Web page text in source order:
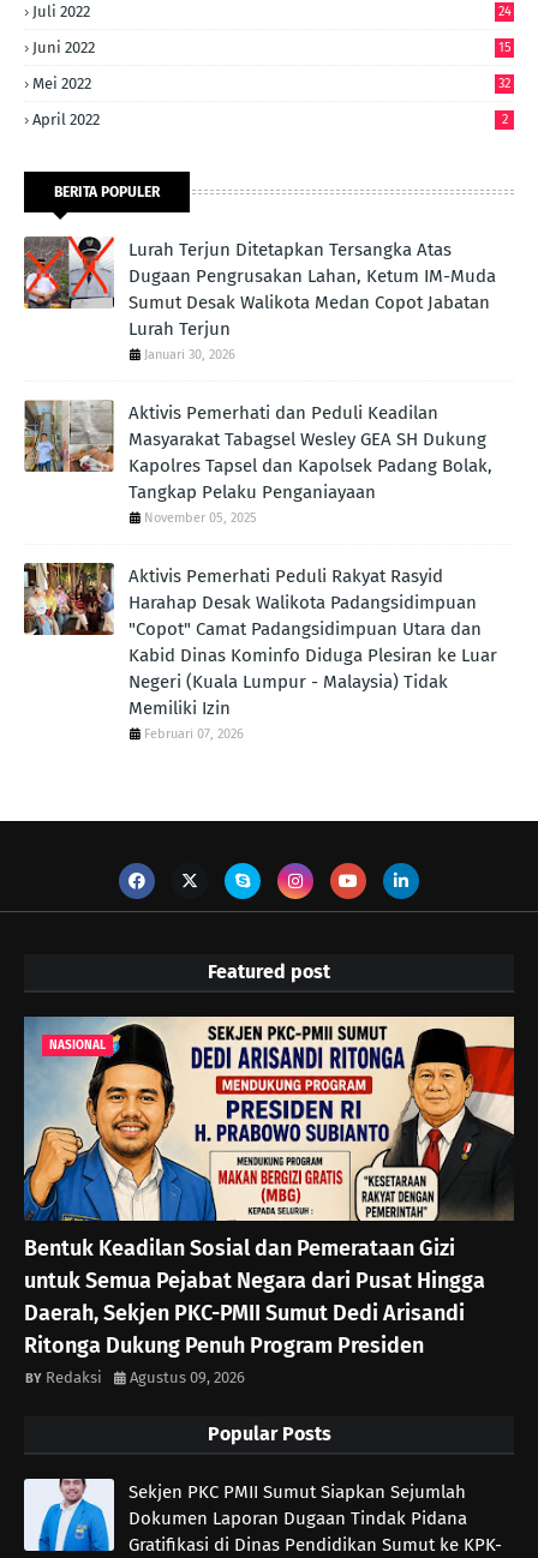
Juli 2022 24
Juni 2022 15
Mei 2022 32
April 2022 2
BERITA POPULER
Lurah Terjun Ditetapkan Tersangka Atas
Dugaan Pengrusakan Lahan, Ketum IM-Muda
Sumut Desak Walikota Medan Copot Jabatan
Lurah Terjun
Januari 30, 2026
Aktivis Pemerhati dan Peduli Keadilan
Masyarakat Tabagsel Wesley GEA SH Dukung
Kapolres Tapsel dan Kapolsek Padang Bolak,
Tangkap Pelaku Penganiayaan
November 05, 2025
Aktivis Pemerhati Peduli Rakyat Rasyid
Harahap Desak Walikota Padangsidimpuan
"Copot" Camat Padangsidimpuan Utara dan
Kabid Dinas Kominfo Diduga Plesiran ke Luar
Negeri (Kuala Lumpur - Malaysia) Tidak
Memiliki Izin
Februari 07, 2026
Featured post
NASIONAL
Bentuk Keadilan Sosial dan Pemerataan Gizi
untuk Semua Pejabat Negara dari Pusat Hingga
Daerah, Sekjen PKC-PMII Sumut Dedi Arisandi
Ritonga Dukung Penuh Program Presiden
Redaksi Agustus 09, 2026
Popular Posts
Sekjen PKC PMII Sumut Siapkan Sejumlah
Dokumen Laporan Dugaan Tindak Pidana
Gratifikasi di Dinas Pendidikan Sumut ke KPK-